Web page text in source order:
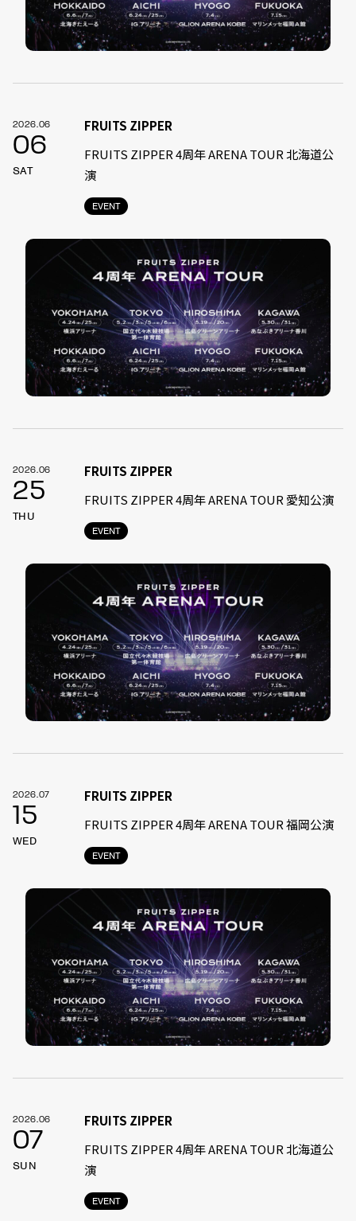
2026.06
06
SAT
EVENT
FRUITS ZIPPER
FRUITS ZIPPER 4周年 ARENA TOUR 北海道公
演
2026.06
25
THU
EVENT
FRUITS ZIPPER
FRUITS ZIPPER 4周年 ARENA TOUR 愛知公演
2026.07
15
WED
EVENT
FRUITS ZIPPER
FRUITS ZIPPER 4周年 ARENA TOUR 福岡公演
2026.06
07
SUN
EVENT
FRUITS ZIPPER
FRUITS ZIPPER 4周年 ARENA TOUR 北海道公
演